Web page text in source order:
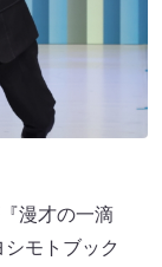
『漫才の一滴
モトブック